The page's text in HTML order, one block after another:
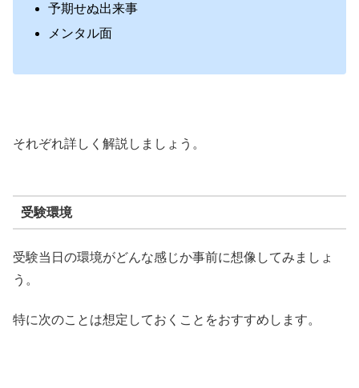
予期せぬ出来事
メンタル面
それぞれ詳しく解説しましょう。
受験環境
受験当日の環境がどんな感じか事前に想像してみましょ
う。
特に次のことは想定しておくことをおすすめします。